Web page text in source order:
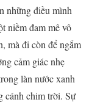
những điều mình
niềm đam mê vô
mà đi còn để ngắm
cảm giác nhẹ
làn nước xanh
cánh chim trời. Sự